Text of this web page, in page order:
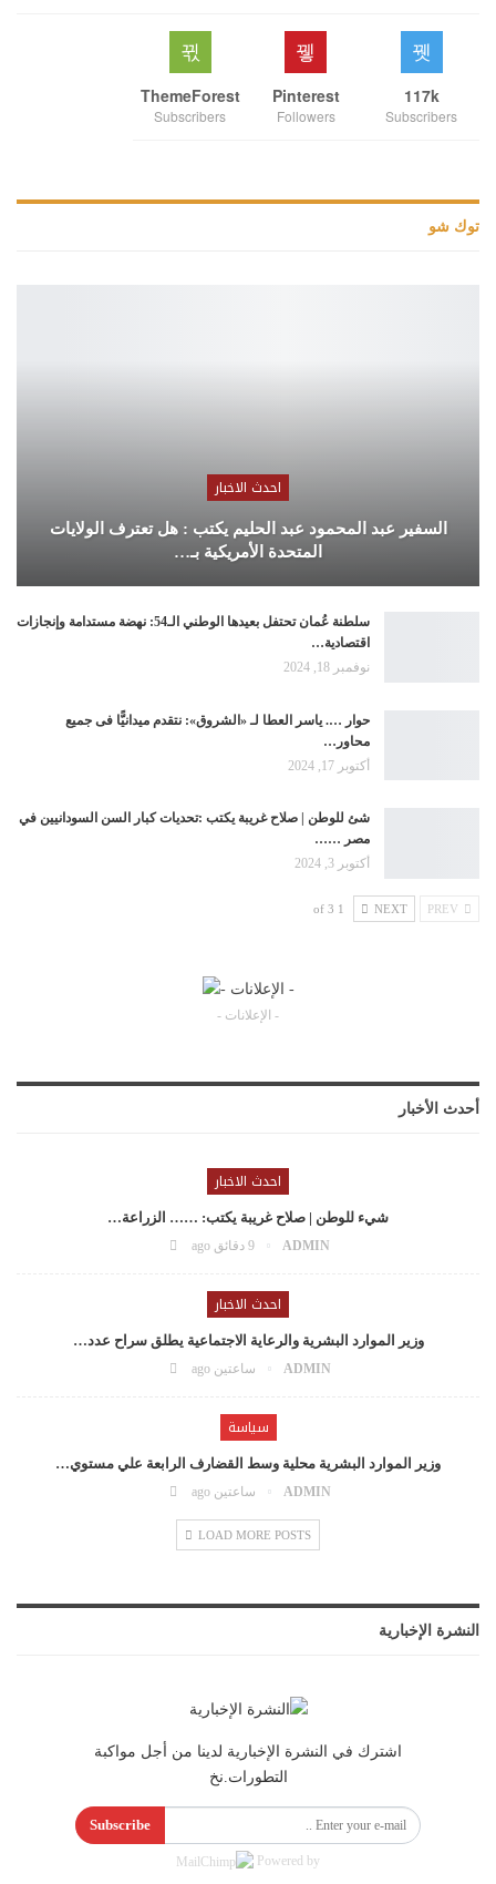
117k
Subscribers
Pinterest
Followers
ThemeForest
Subscribers
توك شو
احدث الاخبار
السفير عبد المحمود عبد الحليم يكتب : هل تعترف الولايات
المتحدة الأمريكية بـ…
سلطنة عُمان تحتفل بعيدها الوطني الـ54: نهضة مستدامة وإنجازات
اقتصادية…
نوفمبر 18, 2024
حوار …. ياسر العطا لـ «الشروق»: نتقدم ميدانيًّا فى جميع
محاور…
أكتوبر 17, 2024
شئ للوطن | صلاح غريبة يكتب :تحديات كبار السن السودانيين في
مصر ……
أكتوبر 3, 2024
NEXT
1 of 3
- الإعلانات -
أحدث الأخبار
احدث الاخبار
شيء للوطن | صلاح غريبة يكتب: …… الزراعة…
ADMIN 9 دقائق ago
احدث الاخبار
وزير الموارد البشرية والرعاية الاجتماعية يطلق سراح عدد…
ADMIN ساعتين ago
سياسة
وزير الموارد البشرية محلية وسط القضارف الرابعة علي مستوي…
ADMIN ساعتين ago
LOAD MORE POSTS
النشرة الإخبارية
اشترك في النشرة الإخبارية لدينا من أجل مواكبة
التطورات.نخ
Subscribe
Powered by